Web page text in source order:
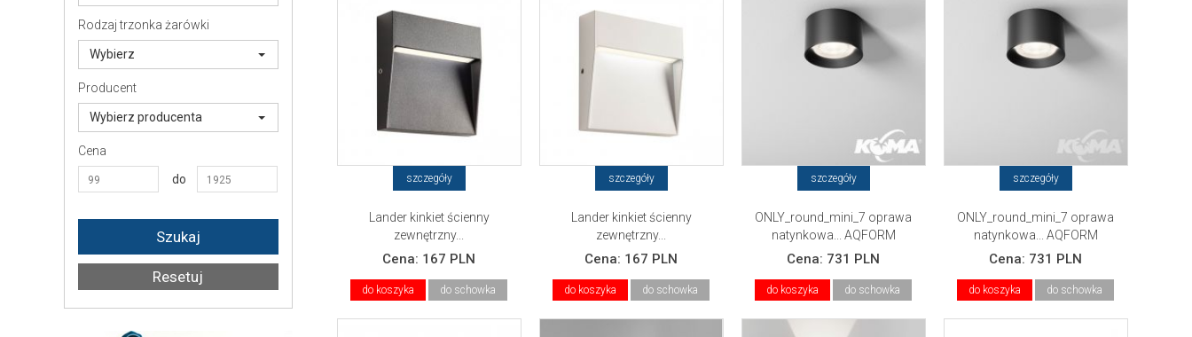
Rodzaj trzonka żarówki
Wybierz
Producent
Wybierz producenta
Cena
do
szczegóły
Lander kinkiet ścienny
zewnętrzny...
Cena: 167 PLN
do koszyka do schowka
szczegóły
Lander kinkiet ścienny
zewnętrzny...
Cena: 167 PLN
do koszyka do schowka
szczegóły
ONLY_round_mini_7 oprawa
natynkowa... AQFORM
Cena: 731 PLN
do koszyka do schowka
szczegóły
ONLY_round_mini_7 oprawa
natynkowa... AQFORM
Cena: 731 PLN
do koszyka do schowka